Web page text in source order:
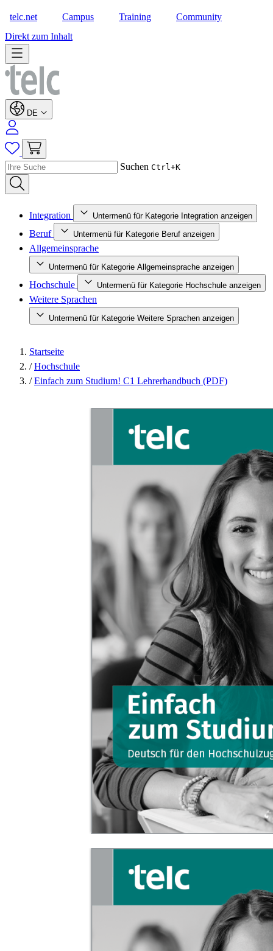
telc.net Campus Training Community
Direkt zum Inhalt
DE
Suchen Ctrl+K
Integration Untermenü für Kategorie Integration anzeigen
Beruf Untermenü für Kategorie Beruf anzeigen
Allgemeinsprache
Untermenü für Kategorie Allgemeinsprache anzeigen
Hochschule Untermenü für Kategorie Hochschule anzeigen
Weitere Sprachen
Untermenü für Kategorie Weitere Sprachen anzeigen
Startseite
/ Hochschule
/ Einfach zum Studium! C1 Lehrerhandbuch (PDF)